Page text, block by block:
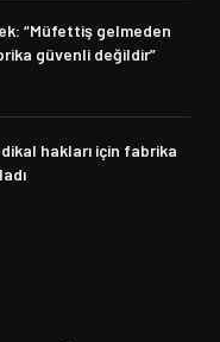
“Müfettiş gelmeden
güvenli değildir”
hakları için fabrika